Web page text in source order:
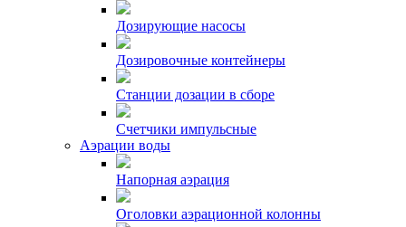
Дозирующие насосы
Дозировочные контейнеры
Станции дозации в сборе
Счетчики импульсные
Аэрации воды
Напорная аэрация
Оголовки аэрационной колонны